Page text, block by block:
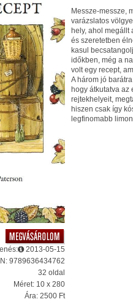
2013-05-15
9789636434762
32 oldal
Méret: 10 x 280
Ára: 2500 Ft
Messze-messze,
varázslatos
hely, ahol megállt
és szeretetben
kasul
időkben, még a
volt egy recept,
A három jó
hogy átkutatva az
rejtekhelyeit,
hiszen csak így
legfinomabb